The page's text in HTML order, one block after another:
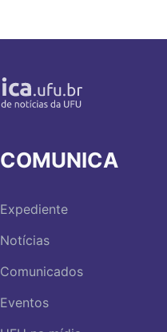
COMUNICA
Expediente
Notícias
Comunicados
Eventos